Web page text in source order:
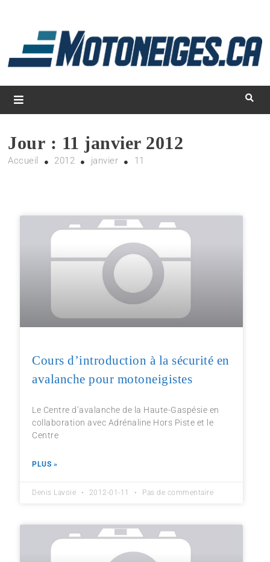
Magazine Motoneiges.ca
Jour : 11 janvier 2012
Accueil 2012 janvier 11
Cours d’introduction à la sécurité en
avalanche pour motoneigistes
Le Centre d’avalanche de la Haute-Gaspésie en
collaboration avec Adrénaline Hors Piste et le
Centre
PLUS »
Denis Lavoie 2012-01-11 Pas de commentaire